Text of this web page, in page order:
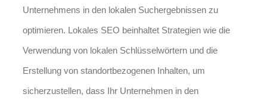
Unternehmens in den lokalen Suchergebnissen zu
optimieren. Lokales SEO beinhaltet Strategien wie die
Verwendung von lokalen Schlüsselwörtern und die
Erstellung von standortbezogenen Inhalten, um
sicherzustellen, dass Ihr Unternehmen in den